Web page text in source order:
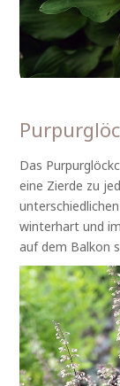
Das
eine Zierde zu
winterhart und
auf dem Balkon